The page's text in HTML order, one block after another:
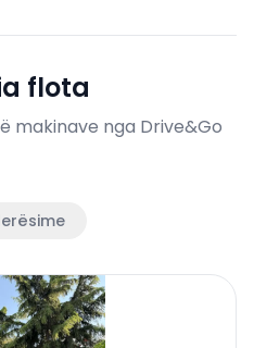
flota
makinave nga Drive&Go